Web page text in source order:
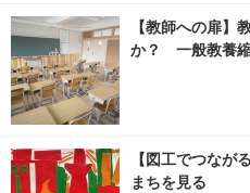
【教師への扉】
か？ 一般教養
【図工でつなが
まちを見る